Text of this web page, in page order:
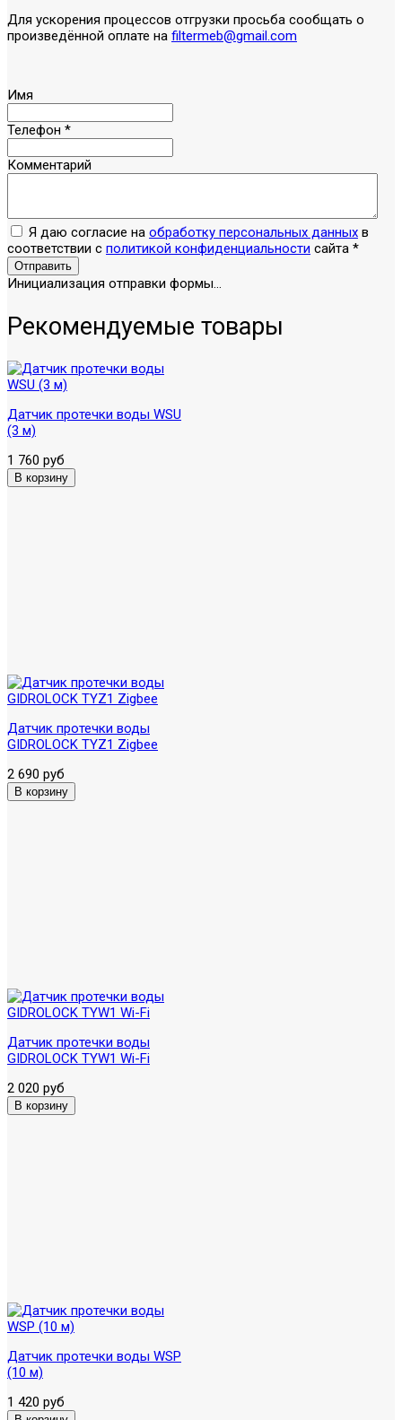
Для ускорения процессов отгрузки просьба сообщать о
произведённой оплате на filtermeb@gmail.com
Имя
Телефон *
Комментарий
Я даю согласие на обработку персональных данных в
соответствии с политикой конфиденциальности сайта *
Отправить
Инициализация отправки формы...
Рекомендуемые товары
Датчик протечки воды WSU
(3 м)
1 760 руб
Датчик протечки воды
GIDROLOCK TYZ1 Zigbee
2 690 руб
Датчик протечки воды
GIDROLOCK TYW1 Wi-Fi
2 020 руб
Датчик протечки воды WSP
(10 м)
1 420 руб